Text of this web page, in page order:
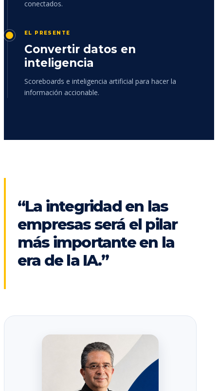
conectados.
EL PRESENTE
Convertir datos en
inteligencia
Scoreboards e inteligencia artificial para hacer la
información accionable.
“La integridad en las
empresas será el pilar
más importante en la
era de la IA.”